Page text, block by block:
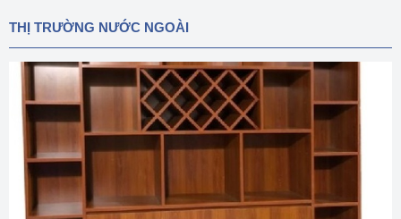
THỊ TRƯỜNG NƯỚC NGOÀI